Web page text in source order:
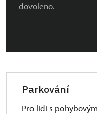
dovoleno.
Parkování
Pro lidi s